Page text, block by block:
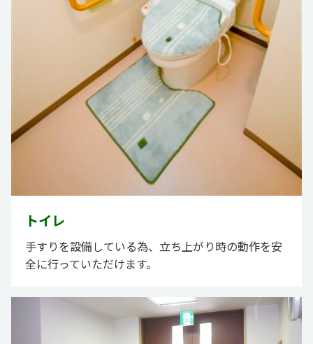
トイレ
手すりを設備している為、立ち上がり時の動作を安
全に行っていただけます。